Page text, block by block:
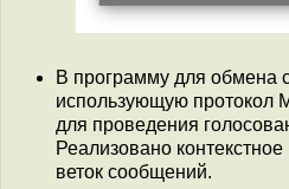
В программу для обмена
использующую протокол
для проведения
Реализовано
веток сообщений.